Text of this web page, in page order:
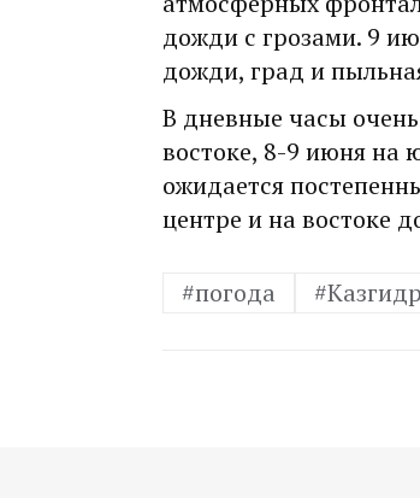
дожди с грозами. 9
дожди, град и
В дневные часы
востоке, 8-9 июня на
ожидается
центре и на востоке
#погода